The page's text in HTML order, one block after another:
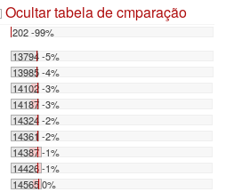
Ocultar tabela de cmparação
202 -99%
13794 -5%
13985 -4%
14102 -3%
14187 -3%
14324 -2%
14361 -2%
14387 -1%
14426 -1%
14565 0%